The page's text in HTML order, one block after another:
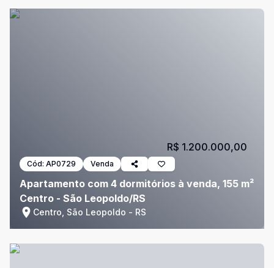
Cód: AP0729 Venda
Apartamento com 4 dormitórios à venda, 155 m²
Centro - São Leopoldo/RS
Centro, São Leopoldo - RS
R$ 1.200.000,00